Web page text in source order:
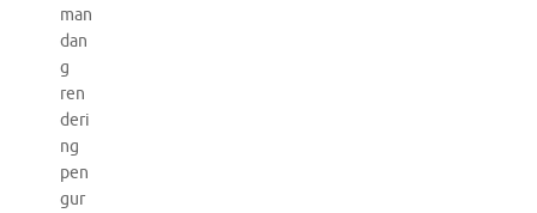
man
dan
g
ren
deri
ng
pen
gur